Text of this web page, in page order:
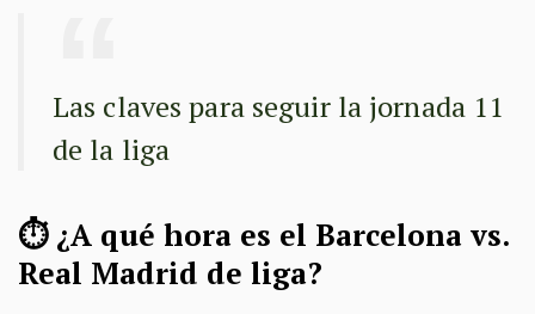
Las claves para seguir la jornada 11
de la liga
⏱️ ¿A qué hora es el Barcelona vs.
Real Madrid de liga?